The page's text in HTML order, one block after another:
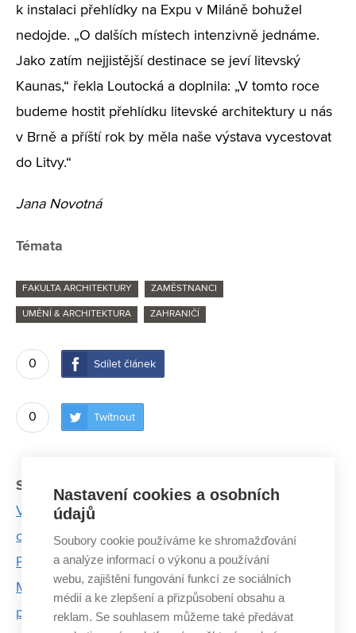
k instalaci přehlídky na Expu v Miláně bohužel
nedojde. „O dalších místech intenzivně jednáme.
Jako zatím nejjistější destinace se jeví litevský
Kaunas,“ řekla Loutocká a doplnila: „V tomto roce
budeme hostit přehlídku litevské architektury u nás
v Brně a příští rok by měla naše výstava vycestovat
do Litvy.“
Jana Novotná
Témata
FAKULTA ARCHITEKTURY ZAMĚSTNANCI
UMĚNÍ & ARCHITEKTURA ZAHRANIČÍ
0 Sdílet článek
0 Twítnout
Související články:
Vladimír Šlapeta: Brazilská architektura ovlivnila
celou Evropu
Profesor Šlapeta přednášel v Berlíně
Moderní dům nerovná se zdravý dům, říká
profesorka architektury Urbášková
Nastavení cookies a osobních
údajů
Soubory cookie používáme ke shromažďování
a analýze informací o výkonu a používání
webu, zajištění fungování funkcí ze sociálních
médií a ke zlepšení a přizpůsobení obsahu a
reklam. Se souhlasem můžeme také předávat